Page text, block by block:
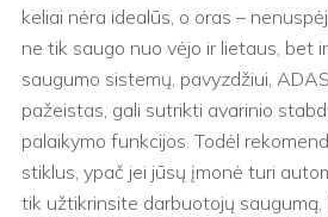
keliai nėra idealūs, o oras –
ne tik saugo nuo vėjo ir lietaus, bet
saugumo sistemų, pavyzdžiui,
pažeistas, gali sutrikti avarinio
palaikymo funkcijos. Todėl
stiklus, ypač jei jūsų įmonė turi
tik užtikrinsite darbuotojų